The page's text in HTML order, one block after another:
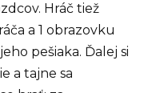
Hráč tiež
a 1 obrazovku
pešiaka. Ďalej si
a tajne sa